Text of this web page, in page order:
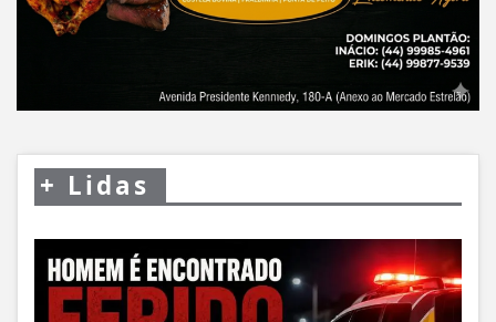
+ Lidas